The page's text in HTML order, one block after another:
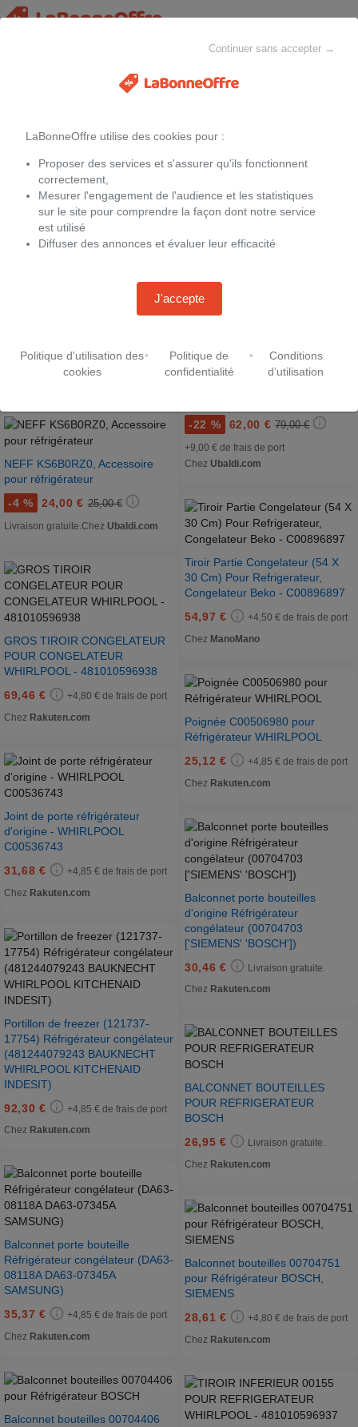
Les offres actuelles sur
Nous avons ajouté ci-dessous des offres non promotionnelles, elles
peuvent vous aider à faire de bonnes affaires.
+5,00 € de frais de port
NEFF KS6B0RZ0, Accessoire
pour réfrigérateur
-4 % 24,00 € 25,00 €
Livraison gratuite.Chez Ubaldi.com
GROS TIROIR CONGELATEUR
POUR CONGELATEUR
WHIRLPOOL - 481010596938
69,46 €
+4,80 € de frais de port
Chez Rakuten.com
Joint de porte réfrigérateur
d'origine - WHIRLPOOL
C00536743
31,68 €
+4,85 € de frais de port
Chez Rakuten.com
Portillon de freezer (121737-
17754) Réfrigérateur congélateur
(481244079243 BAUKNECHT
WHIRLPOOL KITCHENAID
INDESIT)
92,30 €
+4,85 € de frais de port
Chez Rakuten.com
Balconnet porte bouteille
Réfrigérateur congélateur (DA63-
08118A DA63-07345A
SAMSUNG)
35,37 €
+4,85 € de frais de port
Chez Rakuten.com
Balconnet bouteilles 00704406
Samsung RA-B23EUT48GM
-22 % 62,00 € 79,00 €
+9,00 € de frais de port
Chez Ubaldi.com
Tiroir Partie Congelateur (54 X
30 Cm) Pour Refrigerateur,
Congelateur Beko - C00896897
54,97 €
+4,50 € de frais de port
Chez ManoMano
Poignée C00506980 pour
Réfrigérateur WHIRLPOOL
25,12 €
+4,85 € de frais de port
Chez Rakuten.com
Balconnet porte bouteilles
d'origine Réfrigérateur
congélateur (00704703
['SIEMENS' 'BOSCH'])
30,46 €
Livraison gratuite.
Chez Rakuten.com
BALCONNET BOUTEILLES
POUR REFRIGERATEUR
BOSCH
26,95 €
Livraison gratuite.
Chez Rakuten.com
Balconnet bouteilles 00704751
pour Réfrigérateur BOSCH,
SIEMENS
28,61 €
+4,80 € de frais de port
Chez Rakuten.com
Continuer sans accepter →
LaBonneOffre utilise des cookies pour :
Proposer des services et s'assurer qu'ils fonctionnent
correctement,
Mesurer l'engagement de l'audience et les statistiques
sur le site pour comprendre la façon dont notre service
est utilisé
Diffuser des annonces et évaluer leur efficacité
J'accepte
Politique d'utilisation des
cookies
•
Politique de
confidentialité
•
Conditions
d’utilisation